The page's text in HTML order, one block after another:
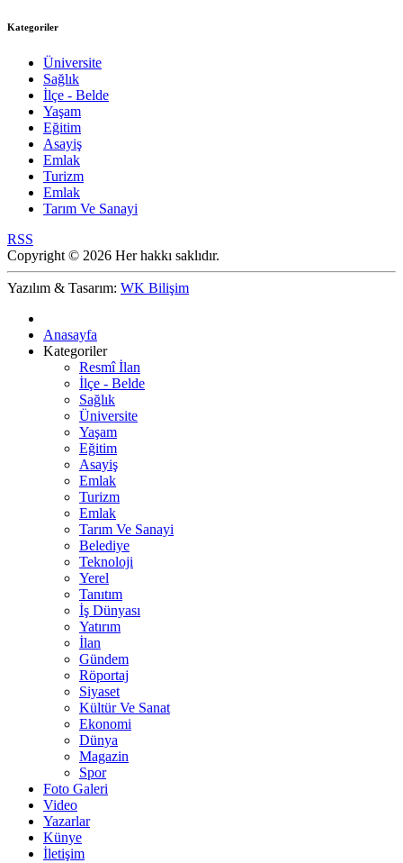
Kategoriler
Üniversite
Sağlık
İlçe - Belde
Yaşam
Eğitim
Asayiş
Emlak
Turizm
Emlak
Tarım Ve Sanayi
RSS
Copyright © 2026 Her hakkı saklıdır.
Yazılım & Tasarım: WK Bilişim
Anasayfa
Kategoriler
Resmî İlan
İlçe - Belde
Sağlık
Üniversite
Yaşam
Eğitim
Asayiş
Emlak
Turizm
Emlak
Tarım Ve Sanayi
Belediye
Teknoloji
Yerel
Tanıtım
İş Dünyası
Yatırım
İlan
Gündem
Röportaj
Siyaset
Kültür Ve Sanat
Ekonomi
Dünya
Magazin
Spor
Foto Galeri
Video
Yazarlar
Künye
İletişim